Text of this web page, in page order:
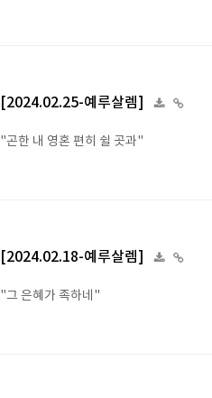
[2024.02.25-예루살렘]
"곤한 내 영혼 편히 쉴 곳과"
[2024.02.18-예루살렘]
"그 은혜가 족하네"